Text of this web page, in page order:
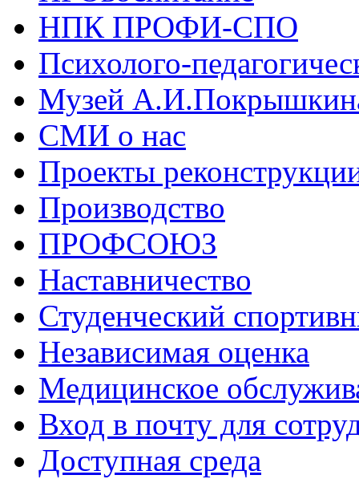
НПК ПРОФИ-СПО
Психолого-
Музей
СМИ о нас
Проекты
Производство
ПРОФСОЮЗ
Наставничество
Студенческий
Независимая оценка
Медицинское
Вход в почту для
Доступная среда